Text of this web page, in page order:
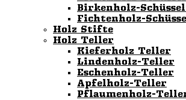
Birkenholz-
Fichtenholz-
Holz Stifte
Holz Teller
Kieferholz Teller
Lindenholz-Teller
Eschenholz-Teller
Apfelholz-Teller
Pflaumenholz-